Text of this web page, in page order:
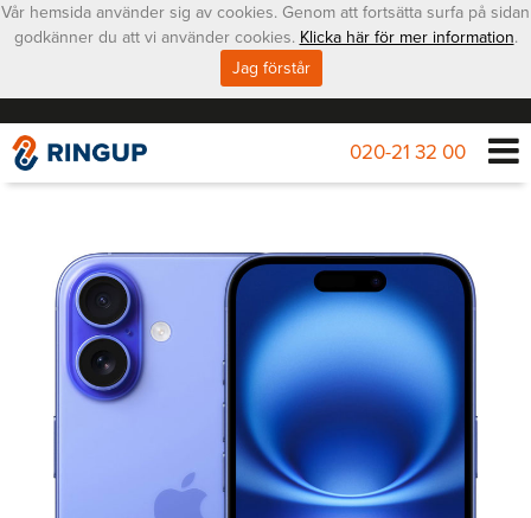
020-21 32 00
Vår hemsida använder sig av cookies. Genom att fortsätta surfa på sidan
godkänner du att vi använder cookies. Klicka här för mer information.
Jag förstår